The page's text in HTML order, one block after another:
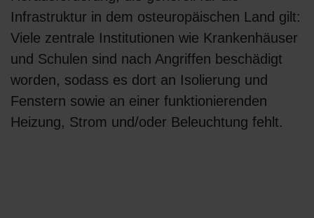
Infrastruktur in dem osteuropäischen Land gilt:
Viele zentrale Institutionen wie Krankenhäuser
und Schulen sind nach Angriffen beschädigt
worden, sodass es dort an Isolierung und
Fenstern sowie an einer funktionierenden
Heizung, Strom und/oder Beleuchtung fehlt.